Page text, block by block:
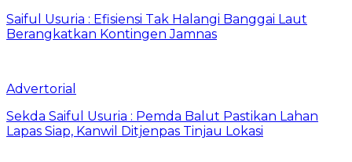
Saiful Usuria : Efisiensi Tak Halangi Banggai Laut
Berangkatkan Kontingen Jamnas
Advertorial
Sekda Saiful Usuria : Pemda Balut Pastikan Lahan
Lapas Siap, Kanwil Ditjenpas Tinjau Lokasi